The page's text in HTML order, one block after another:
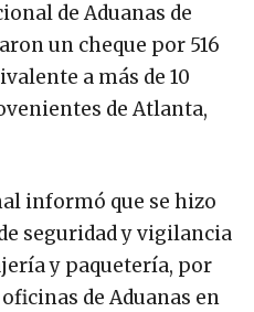
de Aduanas de
un cheque por 516
a más de 10
de Atlanta,
informó que se hizo
seguridad y vigilancia
y paquetería, por
de Aduanas en